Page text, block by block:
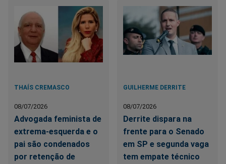
THAÍS CREMASCO
08/07/2026
Advogada feminista de
extrema-esquerda e o
pai são condenados
por retenção de
GUILHERME DERRITE
08/07/2026
Derrite dispara na
frente para o Senado
em SP e segunda vaga
tem empate técnico